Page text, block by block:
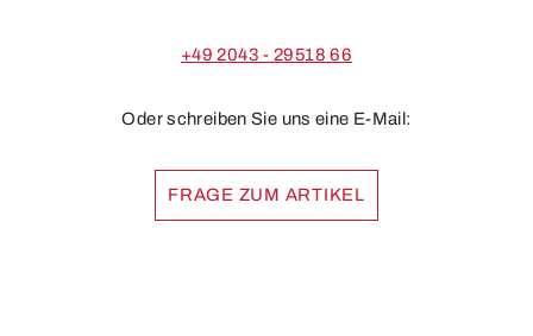
+49 2043 - 29518 66
Oder schreiben Sie uns eine E-Mail:
FRAGE ZUM ARTIKEL